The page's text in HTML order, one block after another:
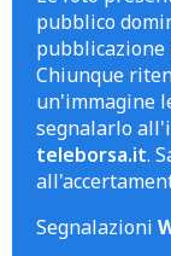
pubblico
pubblicazione
Chiunque
un'immagine
segnalarlo
teleborsa.it.
Segnalazioni